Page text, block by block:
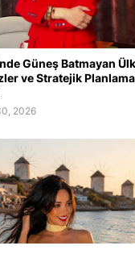
Güneş Batmayan
ve Stratejik
2026